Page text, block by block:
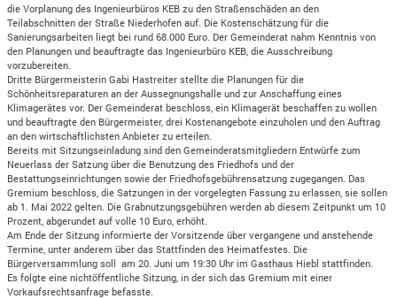
die Vorplanung des Ingenieurbüros KEB zu den Straßenschäden an den
Teilabschnitten der Straße Niederhofen auf. Die Kostenschätzung für die
Sanierungsarbeiten liegt bei rund 68.000 Euro. Der Gemeinderat nahm Kenntnis von
den Planungen und beauftragte das Ingenieurbüro KEB, die Ausschreibung
vorzubereiten.
Dritte Bürgermeisterin Gabi Hastreiter stellte die Planungen für die
Schönheitsreparaturen an der Aussegnungshalle und zur Anschaffung eines
Klimagerätes vor. Der Gemeinderat beschloss, ein Klimagerät beschaffen zu wollen
und beauftragte den Bürgermeister, drei Kostenangebote einzuholen und den Auftrag
an den wirtschaftlichsten Anbieter zu erteilen.
Bereits mit Sitzungseinladung sind den Gemeinderatsmitgliedern Entwürfe zum
Neuerlass der Satzung über die Benutzung des Friedhofs und der
Bestattungseinrichtungen sowie der Friedhofsgebührensatzung zugegangen. Das
Gremium beschloss, die Satzungen in der vorgelegten Fassung zu erlassen, sie sollen
ab 1. Mai 2022 gelten. Die Grabnutzungsgebühren werden ab diesem Zeitpunkt um 10
Prozent, abgerundet auf volle 10 Euro, erhöht.
Am Ende der Sitzung informierte der Vorsitzende über vergangene und anstehende
Termine, unter anderem über das Stattfinden des Heimatfestes. Die
Bürgerversammlung soll am 20. Juni um 19:30 Uhr im Gasthaus Hiebl stattfinden.
Es folgte eine nichtöffentliche Sitzung, in der sich das Gremium mit einer
Vorkaufsrechtsanfrage befasste.